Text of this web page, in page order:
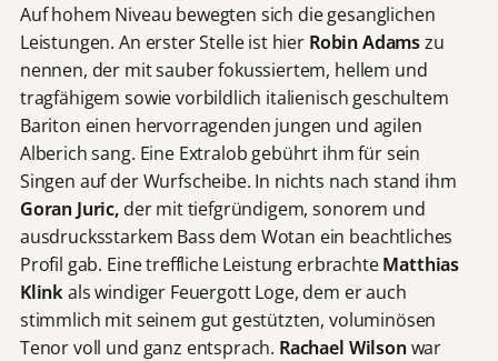
Auf hohem Niveau bewegten sich die gesanglichen
Leistungen. An erster Stelle ist hier Robin Adamszu
nennen, der mit sauber fokussiertem, hellem und
tragfähigem sowie vorbildlich italienisch geschultem
Bariton einen hervorragenden jungen und agilen
Alberich sang. Eine Extralob gebührt ihm für sein
Singen auf der Wurfscheibe. In nichts nach stand ihm
Goran Juric, der mit tiefgründigem, sonorem und
ausdrucksstarkem Bass dem Wotan ein beachtliches
Profil gab. Eine treffliche Leistung erbrachteMatthias
Klinkals windiger Feuergott Loge, dem er auch
stimmlich mit seinem gut gestützten, voluminösen
Tenor voll und ganz entsprach. Rachael Wilsonwar
n
Y
o
u
T
u
e
b
e
r
e
i
t